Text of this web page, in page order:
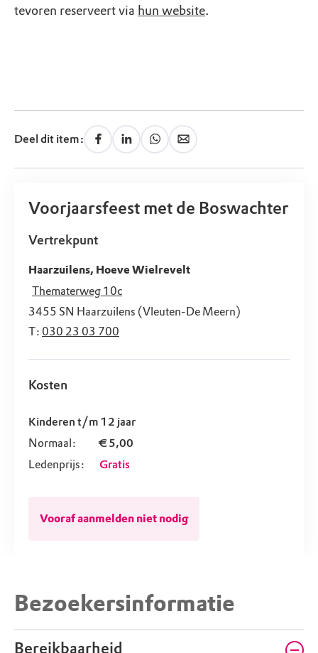
tevoren reserveert via hun website.
Deel dit item:
Voorjaarsfeest met de Boswachter
Vertrekpunt
Haarzuilens, Hoeve Wielrevelt
Thematerweg 10c
3455 SN Haarzuilens (Vleuten-De Meern)
T: 030 23 03 700
Kosten
Kinderen t/m 12 jaar
Normaal:
€ 5,00
Ledenprijs:
Gratis
Vooraf aanmelden niet nodig
Bezoekersinformatie
Bereikbaarheid